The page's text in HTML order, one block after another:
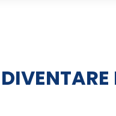
DIVENTARE